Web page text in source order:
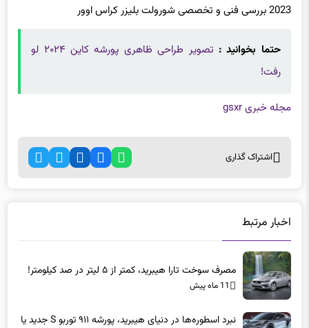
2023 بررسی فنی و تخصصی شورولت بلیزر کراس اوور
حتما بخوانید :
تصویر طراحی ظاهری پورشه کاین ۲۰۲۴ لو
رفت!
مجله خبری gsxr
اشتراک گذاری
اخبار مرتبط
مصرف سوخت تارا هیبرید، کمتر از ۵ لیتر در صد کیلومتر!
11 ماه پیش
نبرد اسطوره‌ها در دنیای هیبرید، پورشه ۹۱۱ توربو S جدید یا